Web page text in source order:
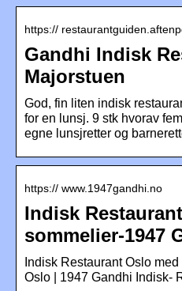
https://
Gandhi Indisk
Majorstuen
God, fin liten indisk
for en lunsj. 9 stk hvorav
egne lunsjretter og
https:// www.1947gandhi.no
Indisk
sommelier-1947
Indisk Restaurant Oslo
Oslo | 1947 Gandhi Indisk-